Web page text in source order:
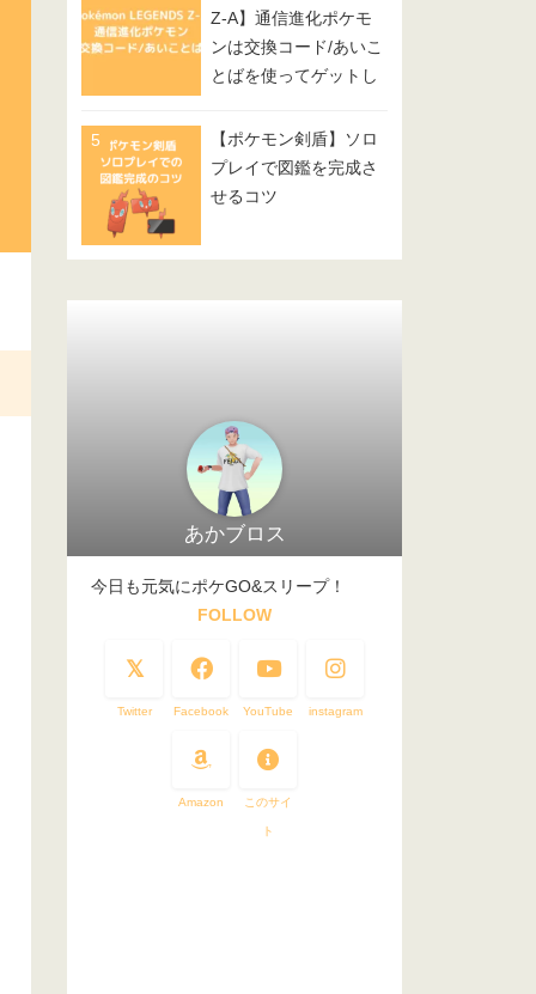
Z-A】通信進化ポケモ
ンは交換コード/あいこ
とばを使ってゲットし
【ポケモン剣盾】ソロ
プレイで図鑑を完成さ
せるコツ
あかブロス
今日も元気にポケGO&スリープ！
FOLLOW
Twitter Facebook YouTube instagram
Amazon このサイ
ト